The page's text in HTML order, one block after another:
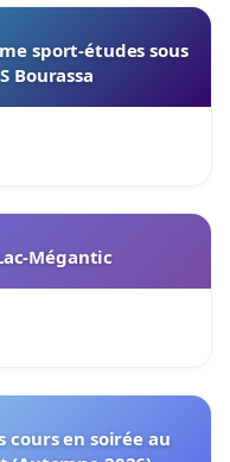
sport-études sous
Bourassa
Mégantic
cours en soirée au